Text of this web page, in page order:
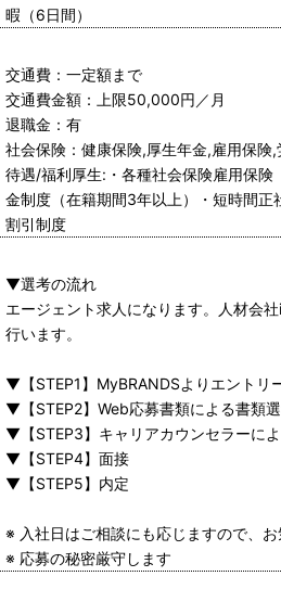
暇（6日間）
交通費：一定額まで
交通費金額：上限50,000円／月
退職金：有
社会保険：健康保険,厚生年金,雇用保険,
待遇/福利厚生:・各種社会保険雇用保
金制度（在籍期間3年以上）・短時間正
割引制度
▼選考の流れ
エージェント求人になります。人材会
行います。
▼【STEP1】MyBRANDSよりエントリ
▼【STEP2】Web応募書類による書類
▼【STEP3】キャリアカウンセラーに
▼【STEP4】面接
▼【STEP5】内定
※ 入社日はご相談にも応じますので、
※ 応募の秘密厳守します